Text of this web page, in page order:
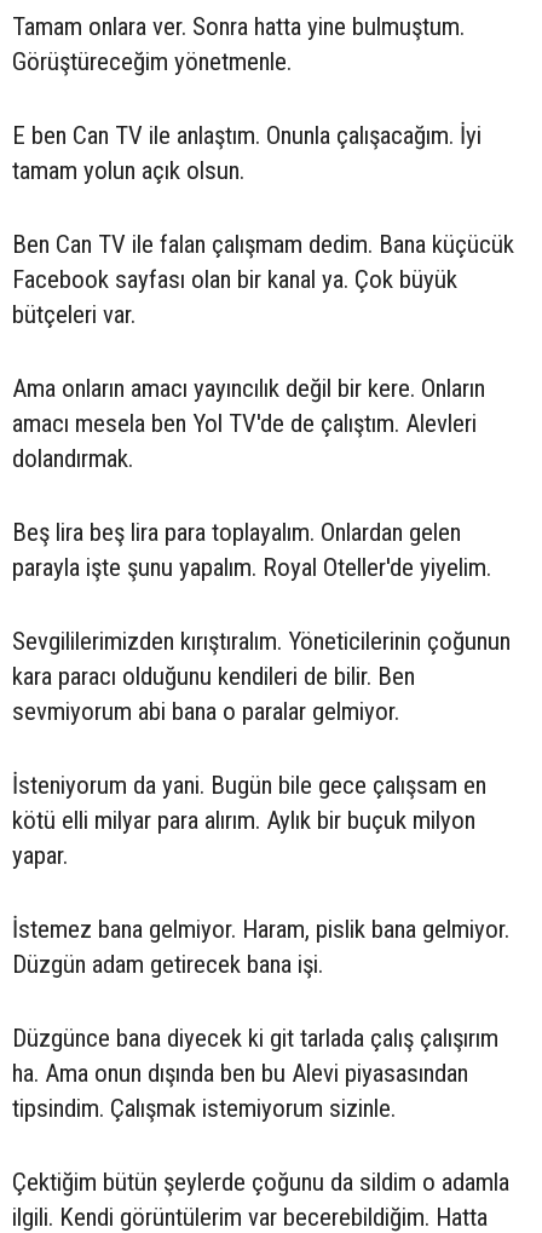
Tamam onlara ver. Sonra hatta yine bulmuştum.
Görüştüreceğim yönetmenle.
E ben Can TV ile anlaştım. Onunla çalışacağım. İyi
tamam yolun açık olsun.
Ben Can TV ile falan çalışmam dedim. Bana küçücük
Facebook sayfası olan bir kanal ya. Çok büyük
bütçeleri var.
Ama onların amacı yayıncılık değil bir kere. Onların
amacı mesela ben Yol TV'de de çalıştım. Alevleri
dolandırmak.
Beş lira beş lira para toplayalım. Onlardan gelen
parayla işte şunu yapalım. Royal Oteller'de yiyelim.
Sevgililerimizden kırıştıralım. Yöneticilerinin çoğunun
kara paracı olduğunu kendileri de bilir. Ben
sevmiyorum abi bana o paralar gelmiyor.
İsteniyorum da yani. Bugün bile gece çalışsam en
kötü elli milyar para alırım. Aylık bir buçuk milyon
yapar.
İstemez bana gelmiyor. Haram, pislik bana gelmiyor.
Düzgün adam getirecek bana işi.
Düzgünce bana diyecek ki git tarlada çalış çalışırım
ha. Ama onun dışında ben bu Alevi piyasasından
tipsindim. Çalışmak istemiyorum sizinle.
Çektiğim bütün şeylerde çoğunu da sildim o adamla
ilgili. Kendi görüntülerim var becerebildiğim. Hatta